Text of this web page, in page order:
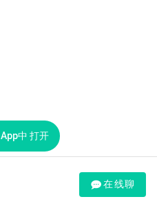
App中 打开
在线聊